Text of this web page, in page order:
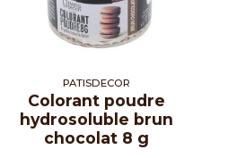
PATISDECOR
Colorant poudre
hydrosoluble brun
chocolat 8 g